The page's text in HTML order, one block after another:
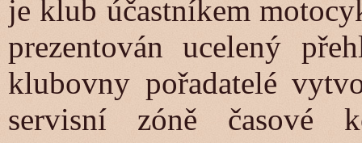
je klub účastníkem
prezentován ucelený
klubovny pořadatelé
servisní zóně časové